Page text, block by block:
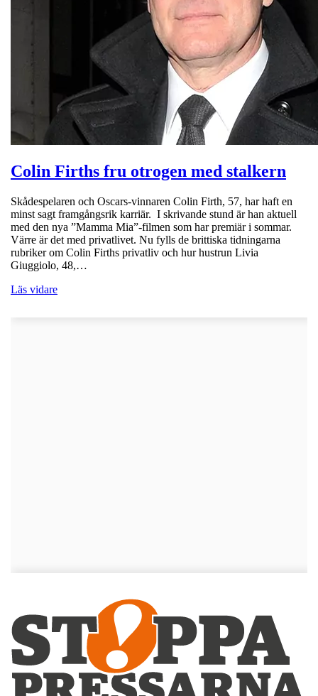
Colin Firths fru otrogen med stalkern
Skådespelaren och Oscars-vinnaren Colin Firth, 57, har haft en
minst sagt framgångsrik karriär. I skrivande stund är han aktuell
med den nya ”Mamma Mia”-filmen som har premiär i sommar.
Värre är det med privatlivet. Nu fylls de brittiska tidningarna
rubriker om Colin Firths privatliv och hur hustrun Livia
Giuggiolo, 48,…
Läs vidare